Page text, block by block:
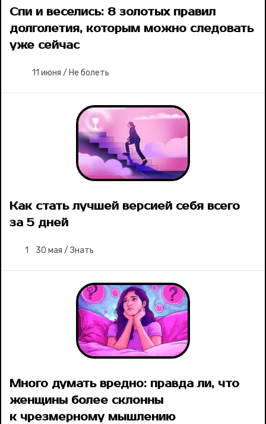
Спи и веселись: 8 золотых правил
долголетия, которым можно следовать
уже сейчас
11 июня / Не болеть
Как стать лучшей версией себя всего
за 5 дней
1 30 мая / Знать
Много думать вредно: правда ли, что
женщины более склонны
к чрезмерному мышлению